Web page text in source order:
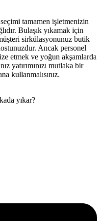
tamamen işletmenizin
Bulaşık yıkamak için
sirkülasyonunuz butik
Ancak personel
etmek ve yoğun akşamlarda
yatırımınızı mutlaka bir
kullanmalısınız.
yıkar?